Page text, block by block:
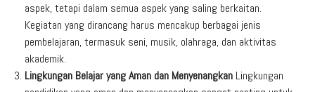
aspek, tetapi dalam semua aspek yang saling berkaitan.
Kegiatan yang dirancang harus mencakup berbagai jenis
pembelajaran, termasuk seni, musik, olahraga, dan aktivitas
akademik.
Lingkungan Belajar yang Aman dan Menyenangkan Lingkungan